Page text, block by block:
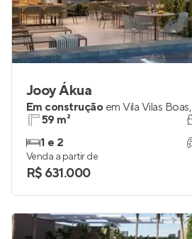
Jooy Ákua
Em construção em Vila Vilas Boas,
59 m²
1 e 2
Venda a partir de
R$ 631.000